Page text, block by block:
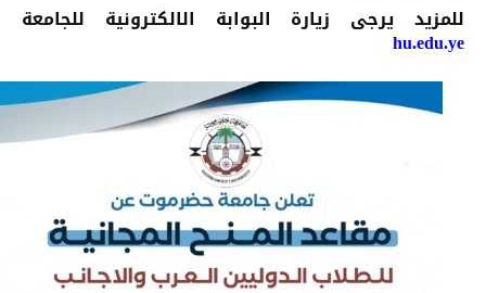
للمزيد يرجى زيارة البوابة الالكترونية للجامعة
hu.edu.ye